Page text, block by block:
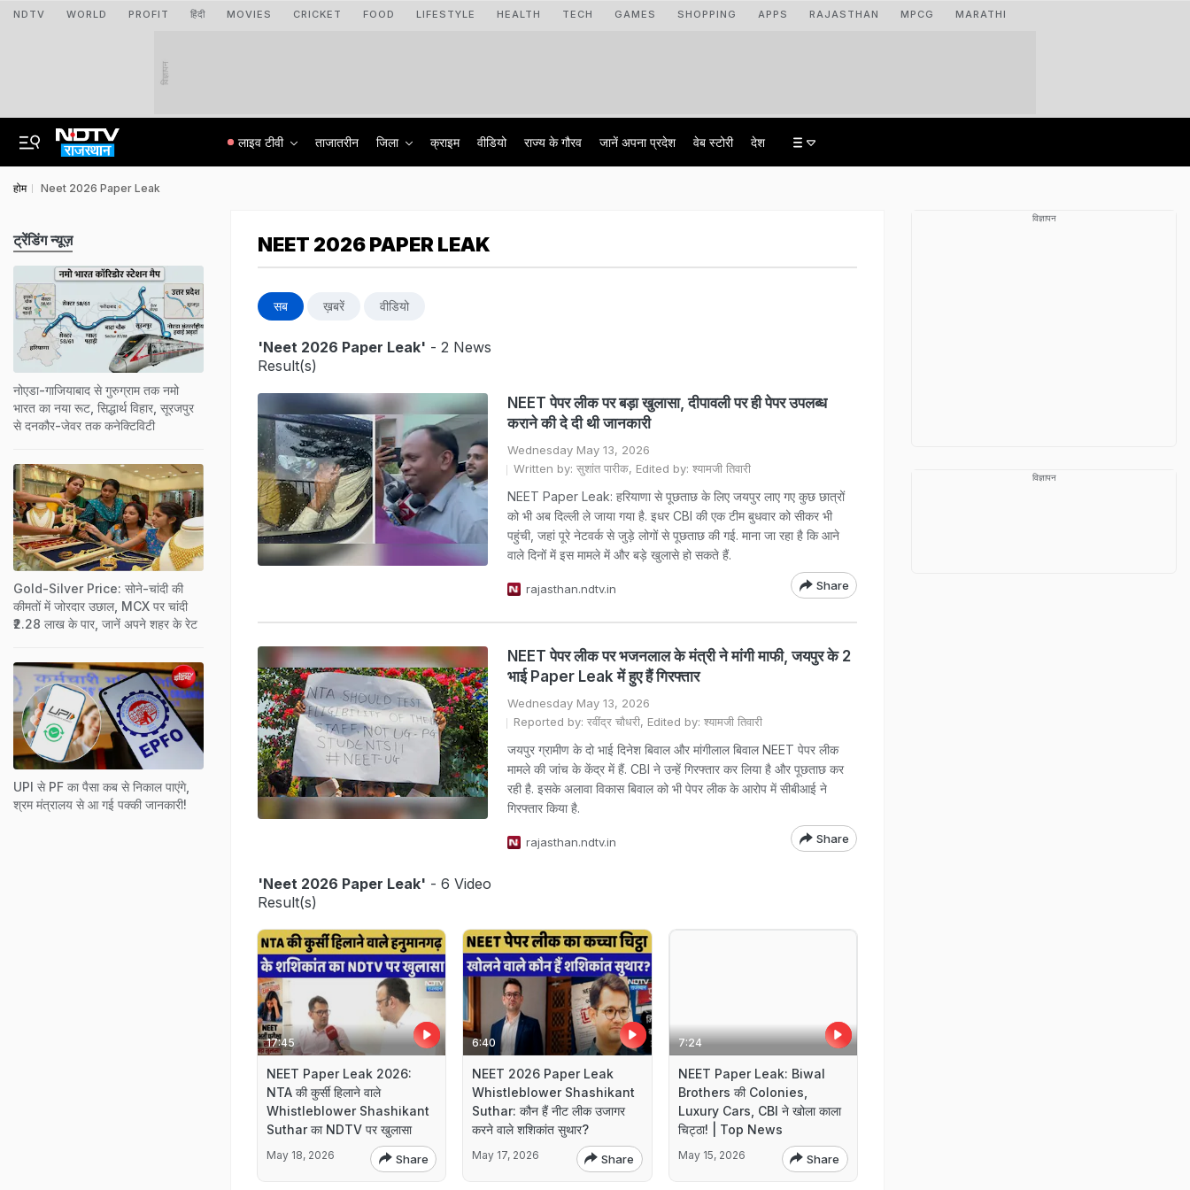
NDTV WORLD PROFIT हिंदी MOVIES CRICKET FOOD LIFESTYLE HEALTH TECH GAMES SHOPPING APPS RAJASTHAN MPCG MARATHI
विज्ञापन
लाइव टीवी ताजातरीन जिला क्राइम वीडियो राज्‍य के गौरव जानें अपना प्रदेश वेब स्टोरी देश
होम Neet 2026 Paper Leak
NEET 2026 PAPER LEAK
सब ख़बरें वीडियो
'Neet 2026 Paper Leak' - 2 News
Result(s)
NEET पेपर लीक पर बड़ा खुलासा, दीपावली पर ही पेपर उपलब्ध
कराने की दे दी थी जानकारी
Wednesday May 13, 2026
Written by: सुशांत पारीक, Edited by: श्यामजी तिवारी
NEET Paper Leak: हरियाणा से पूछताछ के लिए जयपुर लाए गए कुछ छात्रों
को भी अब दिल्ली ले जाया गया है. इधर CBI की एक टीम बुधवार को सीकर भी
पहुंची, जहां पूरे नेटवर्क से जुड़े लोगों से पूछताछ की गई. माना जा रहा है कि आने
वाले दिनों में इस मामले में और बड़े खुलासे हो सकते हैं.
rajasthan.ndtv.in Share
NEET पेपर लीक पर भजनलाल के मंत्री ने मांगी माफी, जयपुर के 2
भाई Paper Leak में हुए हैं गिरफ्तार
Wednesday May 13, 2026
Reported by: रवींद्र चौधरी, Edited by: श्यामजी तिवारी
जयपुर ग्रामीण के दो भाई दिनेश बिवाल और मांगीलाल बिवाल NEET पेपर लीक
मामले की जांच के केंद्र में हैं. CBI ने उन्हें गिरफ्तार कर लिया है और पूछताछ कर
रही है. इसके अलावा विकास बिवाल को भी पेपर लीक के आरोप में सीबीआई ने
गिरफ्तार किया है.
rajasthan.ndtv.in Share
'Neet 2026 Paper Leak' - 6 Video
Result(s)
17:45
NEET Paper Leak 2026:
NTA की कुर्सी हिलाने वाले
Whistleblower Shashikant
Suthar का NDTV पर खुलासा
May 18, 2026 Share
6:40
NEET 2026 Paper Leak
Whistleblower Shashikant
Suthar: कौन हैं नीट लीक उजागर
करने वाले शशिकांत सुथार?
May 17, 2026 Share
7:24
NEET Paper Leak: Biwal
Brothers की Colonies,
Luxury Cars, CBI ने खोला काला
चिट्ठा! | Top News
May 15, 2026 Share
ट्रेंडिंग न्यूज़
नोएडा-गाजियाबाद से गुरुग्राम तक नमो
भारत का नया रूट, सिद्धार्थ विहार, सूरजपुर
से दनकौर-जेवर तक कनेक्टिविटी
Gold-Silver Price: सोने-चांदी की
कीमतों में जोरदार उछाल, MCX पर चांदी
₹2.28 लाख के पार, जानें अपने शहर के रेट
UPI से PF का पैसा कब से निकाल पाएंगे,
श्रम मंत्रालय से आ गई पक्‍की जानकारी!
विज्ञापन
विज्ञापन